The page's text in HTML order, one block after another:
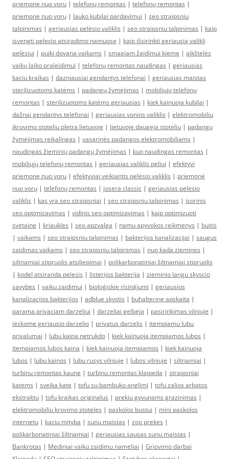
priemone nuo voru | telefonų remontas | telefonų remontas |
priemonė nuo vorų | lauko kubilai pardavimui | seo straipsniu
talpinimas | geriausias pelėsio valiklis | seo straipsniu talpinimas | kaip
isvengti pelesio atsiradimo namuose | kaip išsirinkti geriausią valiklį
pelėsiui | puiki dovana vaikams | smagiam žaidimui kieme | aikštelės
vaikų laiko praleidimui | telefonų remontas naudingas | geriausias
kaciu kraikas | dazniausiai gendantys telefonai | geriausias maistas
sterilizuotoms katėms | padangų žymėjimas | mobiliųjų telefonų
remontas | sterilizuotoms katėms geriausias | kiek kainuoja kubilai |
dažnai gendantys telefonai | geriausias vonios valiklis | elektromobiliu
ikrovimo stoteliu pletra lietuvoje | lietuvoje daugeja stoteliu | padangų
žymėjimas reikalingas | vasarinės padangos elektromobiliams |
naudingas žieminių padangų žymėjimas | kuo naudingas remontas |
mobiliųjų telefonų remontas | geriausias valiklis peliui | efektyvi
priemone nuo voru | efektyviai veikiantis pelėsio valiklis | priemonė
nuo vorų | telefonų remontas | josera classic | geriausias pelesio
valiklis | kas yra seo straipsniai | seo straipsniu talpinimas | isorinis
seo optimizavimas | vidinis seo optimizavimas | kaip optimizuoti
svetaine | kriaukles | seo apzvalga | namu apyvokos reikmenys | buitis
| vaikams | seo straipsniu talpinimas | bakterijos kanalizacijai | saugus
zaidimas vaikams | seo straipsniu talpinimas | nuo kada ziemines |
siltnamiai stipruolis atsiliepimai | polikarbonatiniai šiltnamiai stipruolis
| kodel atsiranda pelesis | listerijos bakterija | zieminio langu skyscio
savybes | vaiku zaidimui | bioloģiskie risinājumi | geriausios
kanalizacijos bakterijos | adblue skystis | buhalterine apskaita |
parama privaciam darzeliui | darzeliai gelbeja | pasirinkimas vilniuje |
ieskome geriausio darzelio | privatus darzelis | itempiamu lubu
privalumai | lubu kaina netrukdo | kiek kainuoja itempiamos lubos |
itempiamos lubos kaina | kiek kainuoja itempiamos | kiek kainuoja
lubos | lubu kainos | lubu rusys vilniuje | lubos vilniuje | siltnamiai |
turbinu remontas kaune | turbinu remontas klaipeda | straipsniai
katems | sveika kate | tofu su bambuko anglimi | tofu zalios arbatos
ekstraktu | tofu kraikas originalus | prekiu gyvunams grazinimas |
elektromobiliu krovimo stoteles | paskolos bustui | mini paskolos
internetu | kaciu mityba | sunu maistas | zoo prekes |
polikarbonatiniai šiltnamiai | geriausias sausas sunu maistas |
Bankrotas | Mediniai vaiku zaidimu nameliai | Griovimo darbai